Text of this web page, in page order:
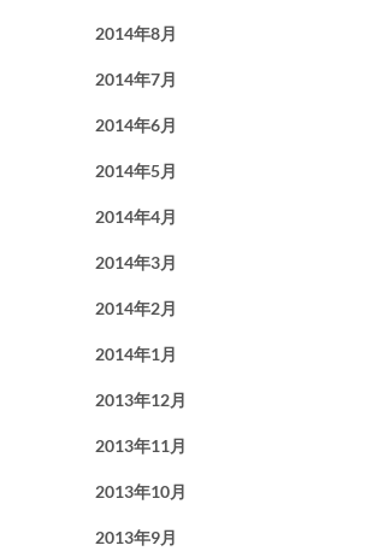
2014年8月
2014年7月
2014年6月
2014年5月
2014年4月
2014年3月
2014年2月
2014年1月
2013年12月
2013年11月
2013年10月
2013年9月